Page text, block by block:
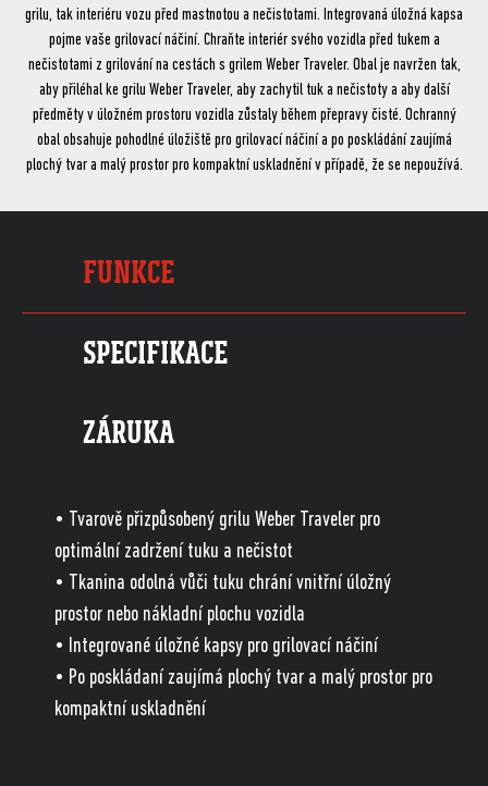
grilu, tak interiéru vozu před mastnotou a nečistotami. Integrovaná úložná kapsa
pojme vaše grilovací náčiní. Chraňte interiér svého vozidla před tukem a
nečistotami z grilování na cestách s grilem Weber Traveler. Obal je navržen tak,
aby přiléhal ke grilu Weber Traveler, aby zachytil tuk a nečistoty a aby další
předměty v úložném prostoru vozidla zůstaly během přepravy čisté. Ochranný
obal obsahuje pohodlné úložiště pro grilovací náčiní a po poskládání zaujímá
plochý tvar a malý prostor pro kompaktní uskladnění v případě, že se nepoužívá.
FUNKCE
SPECIFIKACE
ZÁRUKA
• Tvarově přizpůsobený grilu Weber Traveler pro
optimální zadržení tuku a nečistot
• Tkanina odolná vůči tuku chrání vnitřní úložný
prostor nebo nákladní plochu vozidla
• Integrované úložné kapsy pro grilovací náčiní
• Po poskládaní zaujímá plochý tvar a malý prostor pro
kompaktní uskladnění